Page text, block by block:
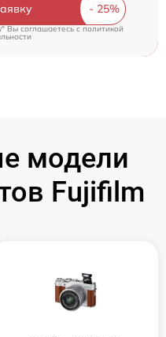
Вы соглашаетесь cполитикой
модели
Fujifilm